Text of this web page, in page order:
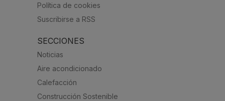
Política de cookies
Suscribirse a RSS
SECCIONES
Noticias
Aire acondicionado
Calefacción
Construcción Sostenible